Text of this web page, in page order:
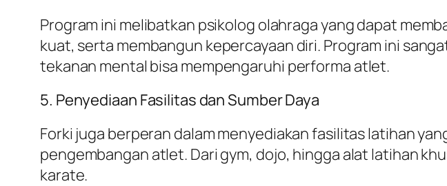
Program ini melibatkan psikolog olahraga yang dapat
kuat, serta membangun kepercayaan diri. Program ini
tekanan mental bisa mempengaruhi performa atlet.
5. Penyediaan Fasilitas dan Sumber Daya
Forki juga berperan dalam menyediakan fasilitas latihan
pengembangan atlet. Dari gym, dojo, hingga alat latihan
karate.